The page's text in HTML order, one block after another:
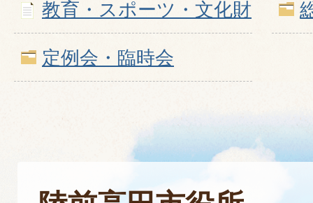
教育・スポーツ・文化財
定例会・臨時会